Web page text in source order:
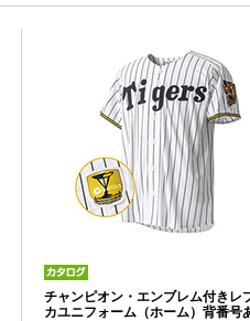
チャンピオン・エンブレム付きレ
カユニフォーム（ホーム）背番号